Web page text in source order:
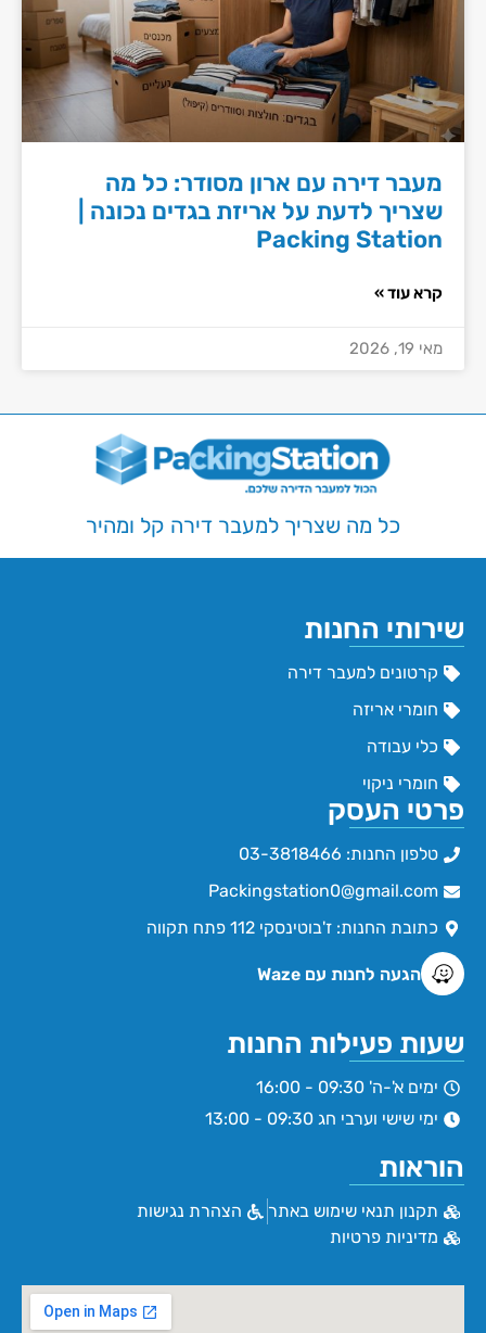
מעבר דירה עם ארון מסודר: כל מה
שצריך לדעת על אריזת בגדים נכונה |
Packing Station
קרא עוד »
מאי 19, 2026
כל מה שצריך למעבר דירה קל ומהיר
שירותי החנות
קרטונים למעבר דירה
חומרי אריזה
כלי עבודה
חומרי ניקוי
פרטי העסק
טלפון החנות: 03-3818466
Packingstation0@gmail.com
כתובת החנות: ז'בוטינסקי 112 פתח תקווה
הגעה לחנות עם Waze
שעות פעילות החנות
ימים א'-ה' 09:30 - 16:00
ימי שישי וערבי חג 09:30 - 13:00
הוראות
תקנון תנאי שימוש באתר
הצהרת נגישות
מדיניות פרטיות